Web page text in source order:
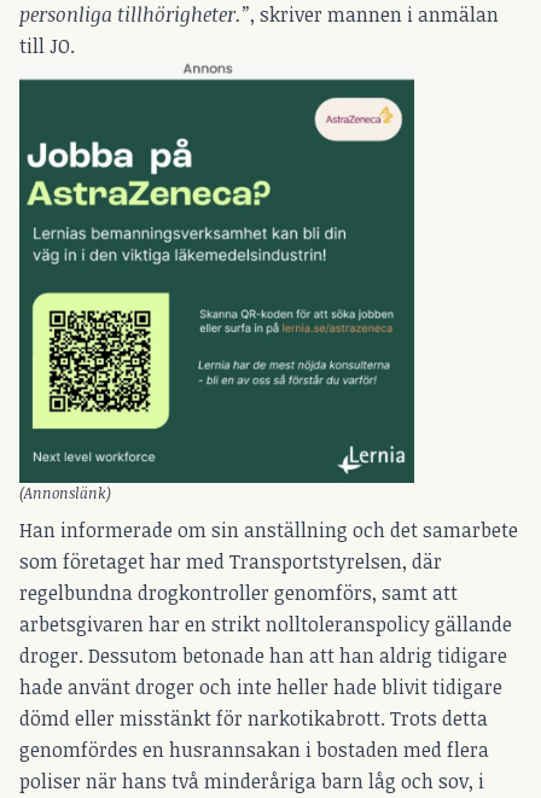
personliga tillhörigheter.”, skriver mannen i anmälan
till JO.
(Annonslänk)
Han informerade om sin anställning och det samarbete
som företaget har med Transportstyrelsen, där
regelbundna drogkontroller genomförs, samt att
arbetsgivaren har en strikt nolltoleranspolicy gällande
droger. Dessutom betonade han att han aldrig tidigare
hade använt droger och inte heller hade blivit tidigare
dömd eller misstänkt för narkotikabrott. Trots detta
genomfördes en husrannsakan i bostaden med flera
poliser när hans två minderåriga barn låg och sov, i